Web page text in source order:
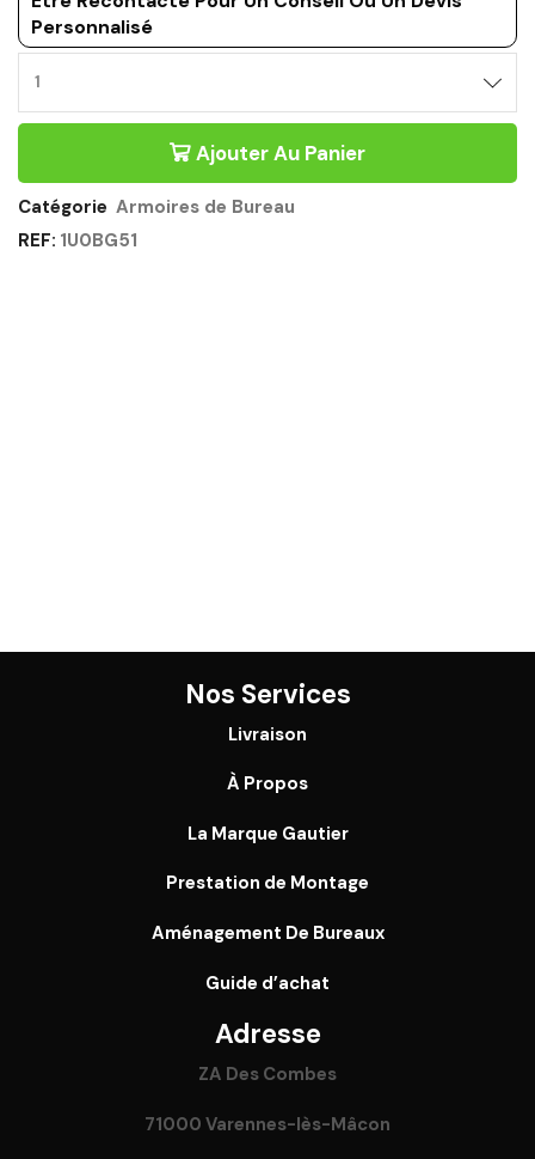
Personnalisé
2
100CM
CONNEXION
Ajouter Au Panier
Catégorie Armoires de Bureau
REF: 1U0BG51
Nos Services
Livraison
À Propos
La Marque Gautier
Prestation de Montage
Aménagement De Bureaux
Guide d’achat
Adresse
ZA Des Combes
71000 Varennes-lès-Mâcon